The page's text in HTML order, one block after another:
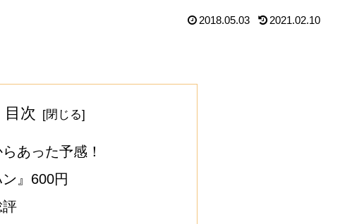
2018.05.03 2021.02.10
目次
あった予感！
ン』600円